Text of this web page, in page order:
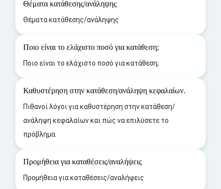
Θέματα κατάθεσης/ανάληψης
Θέματα κατάθεσης/ανάληψης
Ποιο είναι το ελάχιστο ποσό για κατάθεση;
Ποιο είναι το ελάχιστο ποσό για κατάθεση;
Καθυστέρηση στην κατάθεση/ανάληψη κεφαλαίων.
Πιθανοί λόγοι για καθυστέρηση στην κατάθεση/
ανάληψη κεφαλαίων και πώς να επιλύσετε το
πρόβλημα.
Προμήθεια για καταθέσεις/αναλήψεις
Προμήθεια για καταθέσεις/αναλήψεις